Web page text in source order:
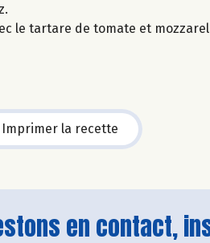
le tartare de tomate et
Imprimer la recette
en contact,